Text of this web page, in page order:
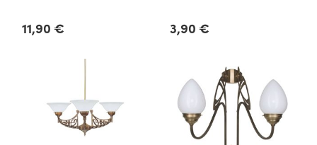
Regulärer Preis:
11,90 € Regulärer Preis:
3,90 €